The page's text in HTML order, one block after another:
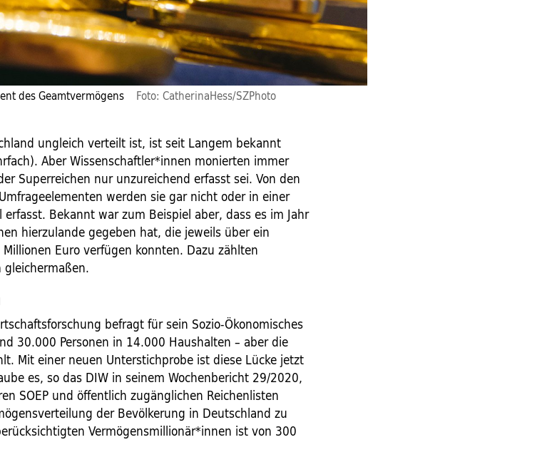
des Geamtvermögens Foto: CatherinaHess/SZPhoto
ungleich verteilt ist, ist seit Langem bekannt
Aber Wissenschaftler*innen monierten immer
Superreichen nur unzureichend erfasst sei. Von den
werden sie gar nicht oder in einer
Bekannt war zum Beispiel aber, dass es im Jahr
hierzulande gegeben hat, die jeweils über ein
Euro verfügen konnten. Dazu zählten
gleichermaßen.
befragt für sein Sozio-Ökonomisches
30.000 Personen in 14.000 Haushalten – aber die
Mit einer neuen Unterstichprobe ist diese Lücke jetzt
es, so das DIW in seinem Wochenbericht 29/2020,
SOEP und öffentlich zugänglichen Reichenlisten
der Bevölkerung in Deutschland zu
Vermögensmillionär*innen ist von 300